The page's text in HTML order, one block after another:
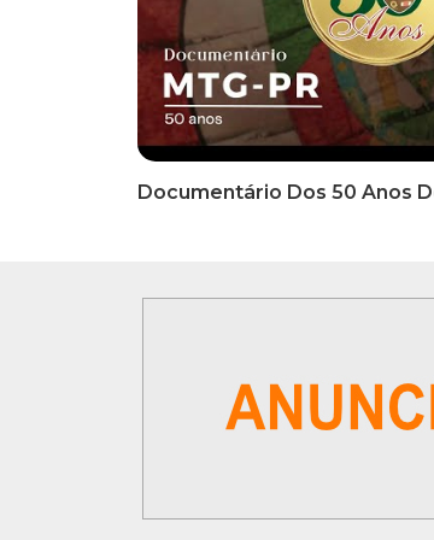
INFORMATIVOS
EDITAL DE CONVOCAÇÃO Nº
002/2026 - PROCESSO DE
SELEÇÃO DE EMPRESA PARA
PRESTAÇÃO DE SERVIÇOS DE
MARKETING E COMUNICAÇÃO